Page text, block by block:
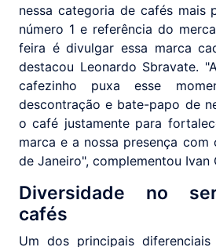
nessa categoria de cafés mais
número 1 e referência do
feira é divulgar essa marca
destacou Leonardo Sbravate.
cafezinho puxa esse
descontração e bate-papo de
o café justamente para
marca e a nossa presença com
de Janeiro", complementou Ivan
Diversidade no
cafés
Um dos principais